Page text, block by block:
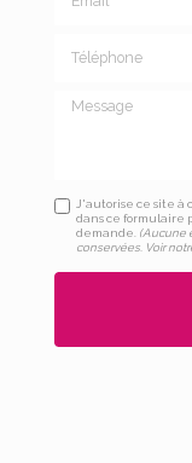
Message
J'autorise ce site à
dans ce formulaire
demande. (Aucune
conservées. Voir